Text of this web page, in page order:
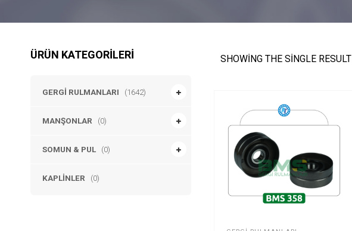
ÜRÜN KATEGORILERI
GERGI RULMANLARI (1642)
MANŞONLAR (0)
SOMUN & PUL (0)
KAPLINLER (0)
SHOWING THE SINGLE RESULT